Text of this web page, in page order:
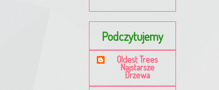
Podczytujemy
Oldest Trees
Najstarsze
Drzewa